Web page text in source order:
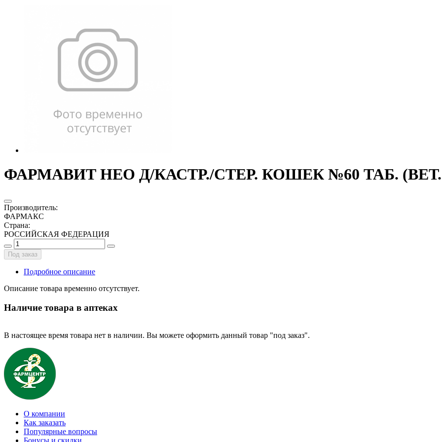
ФАРМАВИТ НЕО Д/КАСТР./СТЕР. КОШЕК №60 ТАБ.
Производитель:
ФАРМАКС
Страна:
РОССИЙСКАЯ ФЕДЕРАЦИЯ
Под заказ
Подробное описание
Описание товара временно отсутствует.
Наличие товара в аптеках
В настоящее время товара нет в наличии. Вы можете оформить данный товар "под заказ".
О компании
Как заказать
Популярные вопросы